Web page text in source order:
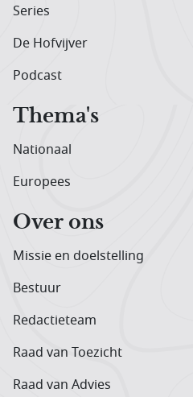
Series
De Hofvijver
Podcast
Thema's
Nationaal
Europees
Over ons
Missie en doelstelling
Bestuur
Redactieteam
Raad van Toezicht
Raad van Advies